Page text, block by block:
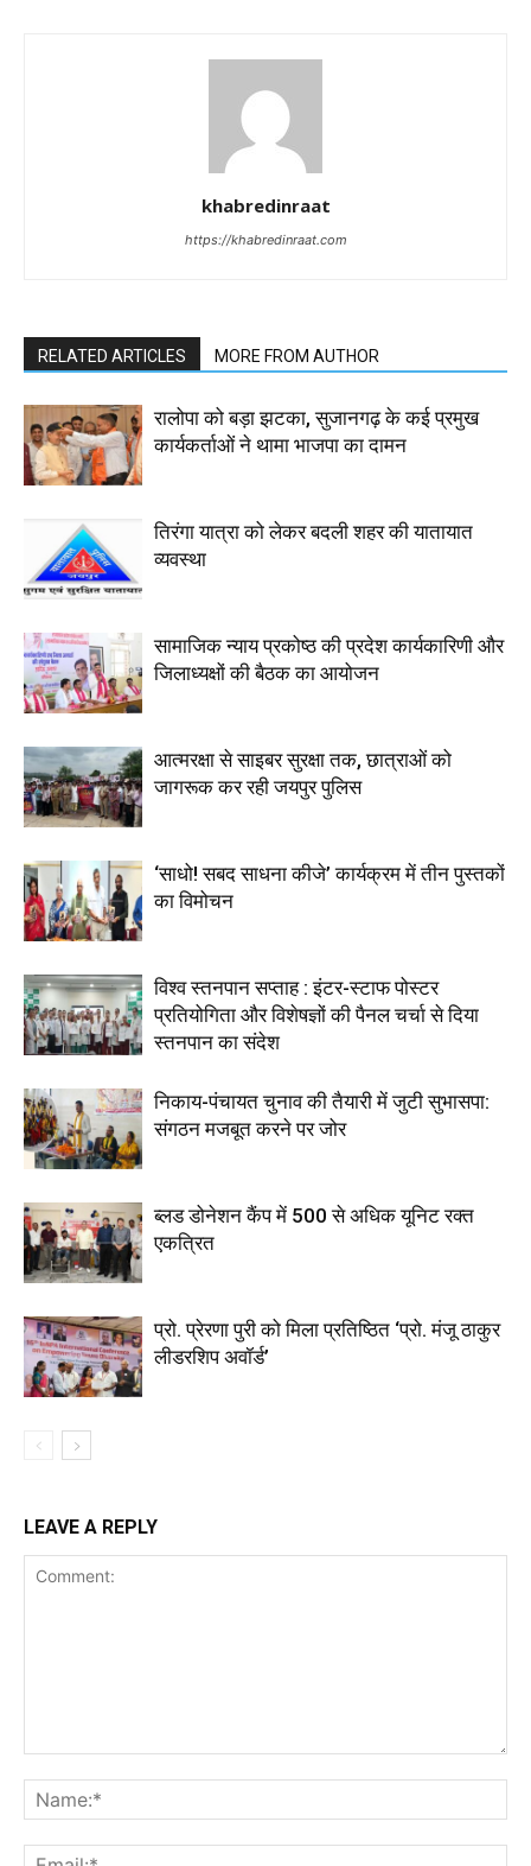
khabredinraat
https://khabredinraat.com
RELATED ARTICLES MORE FROM AUTHOR
रालोपा को बड़ा झटका, सुजानगढ़ के कई प्रमुख
कार्यकर्ताओं ने थामा भाजपा का दामन
तिरंगा यात्रा को लेकर बदली शहर की यातायात
व्यवस्था
सामाजिक न्याय प्रकोष्ठ की प्रदेश कार्यकारिणी और
जिलाध्यक्षों की बैठक का आयोजन
आत्मरक्षा से साइबर सुरक्षा तक, छात्राओं को
जागरूक कर रही जयपुर पुलिस
‘साधो! सबद साधना कीजे’ कार्यक्रम में तीन पुस्तकों
का विमोचन
विश्व स्तनपान सप्ताह : इंटर-स्टाफ पोस्टर
प्रतियोगिता और विशेषज्ञों की पैनल चर्चा से दिया
स्तनपान का संदेश
निकाय-पंचायत चुनाव की तैयारी में जुटी सुभासपा:
संगठन मजबूत करने पर जोर
ब्लड डोनेशन कैंप में 500 से अधिक यूनिट रक्त
एकत्रित
प्रो. प्रेरणा पुरी को मिला प्रतिष्ठित ‘प्रो. मंजू ठाकुर
लीडरशिप अवॉर्ड’
LEAVE A REPLY